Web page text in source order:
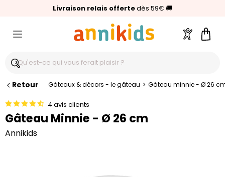
Livraison relais offertedès 59€ 🚚
🥇Palmarès Capital 2025 :Annikids N°1
⭐⭐⭐⭐⭐4,6/5(24 000 avis clients)
Compte
Retour Gâteaux & décors - le gâteau > Gâteau minnie - Ø 26
4 avis clients
Gâteau Minnie - Ø 26 cm
Annikids